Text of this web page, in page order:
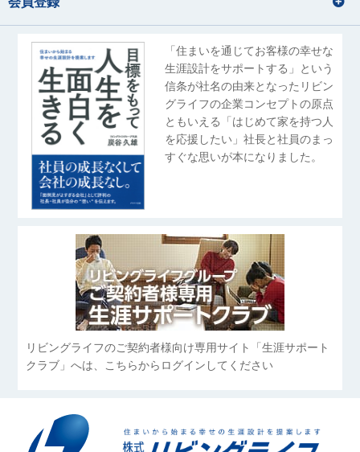
「住まいを通じてお客様の幸せな
生涯設計をサポートする」という
信条が社名の由来となったリビン
グライフの企業コンセプトの原点
ともいえる「はじめて家を持つ人
を応援したい」社長と社員のまっ
すぐな思いが本になりました。
リビングライフのご契約者様向け専用サイト「生涯サポート
クラブ」へは、こちらからログインしてください